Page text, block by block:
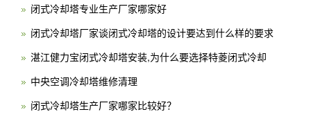
闭式冷却塔专业生产厂家哪家好
闭式冷却塔厂家谈闭式冷却塔的设计要达到什么样的要求
湛江健力宝闭式冷却塔安装,为什么要选择特菱闭式冷却
中央空调冷却塔维修清理
闭式冷却塔生产厂家哪家比较好？